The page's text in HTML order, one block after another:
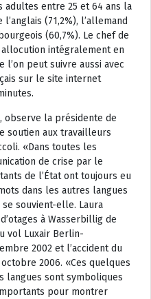
adultes entre 25 et 64 ans la
(71,2%), l’allemand
(60,7%). Le chef de
allocution intégralement en
l’on peut suivre aussi avec
sur le site internet
observe la présidente de
soutien aux travailleurs
«Dans toutes les
de crise par le
de l’État ont toujours eu
dans les autres langues
souvient-elle. Laura
à Wasserbillig de
vol Luxair Berlin-
2002 et l’accident du
2006. «Ces quelques
langues sont symboliques
pour montrer